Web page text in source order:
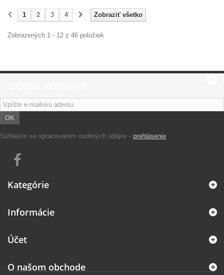
Zobraziť všetko
1 2 3 4
Zobrazených 1 - 12 z 46 položiek
OK
Súhlasím so spracovaním osobných údajov - prehlásenie
Kategórie
Informácie
Účet
O našom obchode